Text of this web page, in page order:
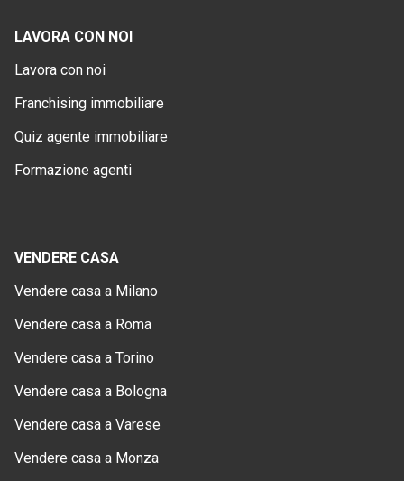
LAVORA CON NOI
Lavora con noi
Franchising immobiliare
Quiz agente immobiliare
Formazione agenti
VENDERE CASA
Vendere casa a Milano
Vendere casa a Roma
Vendere casa a Torino
Vendere casa a Bologna
Vendere casa a Varese
Vendere casa a Monza